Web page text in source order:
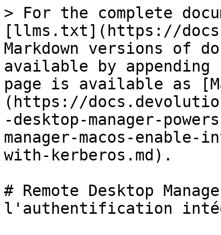
> For the complete
[llms.txt](https://
Markdown versions of
available by
page is available as
(https://
-desktop-manager-
manager-macos-
with-kerberos.md).
# Remote Desktop
l'authentification